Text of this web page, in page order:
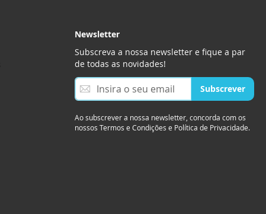
Newsletter
Subscreva a nossa newsletter e fique a par
de todas as novidades!
S
s
c
Subscrever
Ao subscrever a nossa newsletter, concorda com os
nossos Termos e Condições e Política de Privacidade.